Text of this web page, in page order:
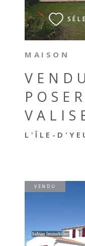
MAISON
L'ÎLE-
VENDU